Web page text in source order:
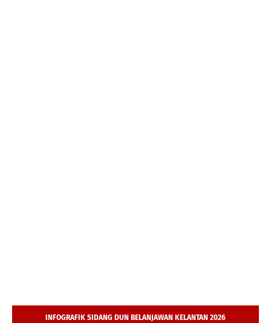
INFOGRAFIK SIDANG DUN BELANJAWAN KELANTAN 2026